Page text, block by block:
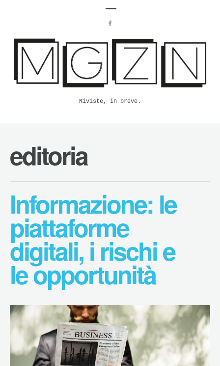
Riviste, in breve.
editoria
Informazione: le
piattaforme
digitali, i rischi e
le opportunità